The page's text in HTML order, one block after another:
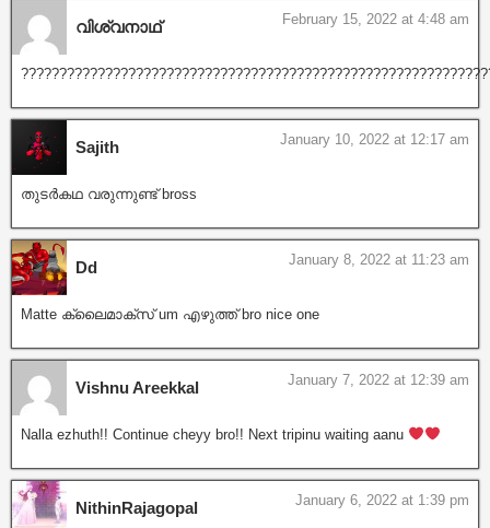
വിശ്വനാഥ് February 15, 2022 at 4:48 am
Sajith January 10, 2022 at 12:17 am
തുടർകഥ വരുന്നുണ്ട് bross
Dd January 8, 2022 at 11:23 am
Matte ക്ലൈമാക്സ് um എഴുത്ത് bro nice one
Vishnu Areekkal January 7, 2022 at 12:39 am
Nalla ezhuth!! Continue cheyy bro!! Next tripinu waiting aanu
NithinRajagopal January 6, 2022 at 1:39 pm